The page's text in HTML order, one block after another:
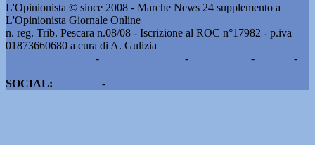
L'Opinionista © since 2008 - Marche News 24 supplemento a
L'Opinionista Giornale Online
n. reg. Trib. Pescara n.08/08 - Iscrizione al ROC n°17982 - p.iva
01873660680 a cura di A. Gulizia
- - -
-
SOCIAL:
-